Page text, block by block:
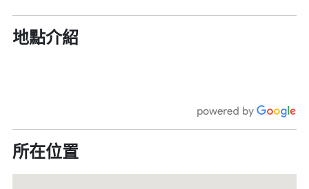
地點介紹
所在位置